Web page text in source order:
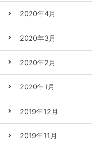
2020年4月
2020年3月
2020年2月
2020年1月
2019年12月
2019年11月